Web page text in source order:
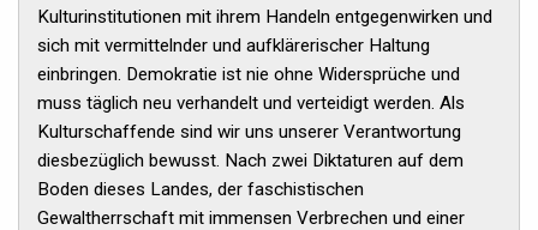
Kulturinstitutionen mit ihrem Handeln entgegenwirken und
sich mit vermittelnder und aufklärerischer Haltung
einbringen. Demokratie ist nie ohne Widersprüche und
muss täglich neu verhandelt und verteidigt werden. Als
Kulturschaffende sind wir uns unserer Verantwortung
diesbezüglich bewusst. Nach zwei Diktaturen auf dem
Boden dieses Landes, der faschistischen
Gewaltherrschaft mit immensen Verbrechen und einer